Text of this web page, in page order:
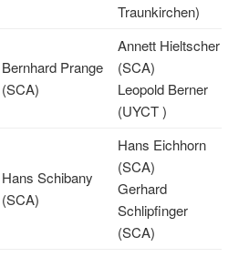
Traunkirchen)
Bernhard Prange
(SCA)
Annett Hieltscher
(SCA)
Leopold Berner
(UYCT )
Hans Schibany
(SCA)
Hans Eichhorn
(SCA)
Gerhard
Schlipfinger
(SCA)